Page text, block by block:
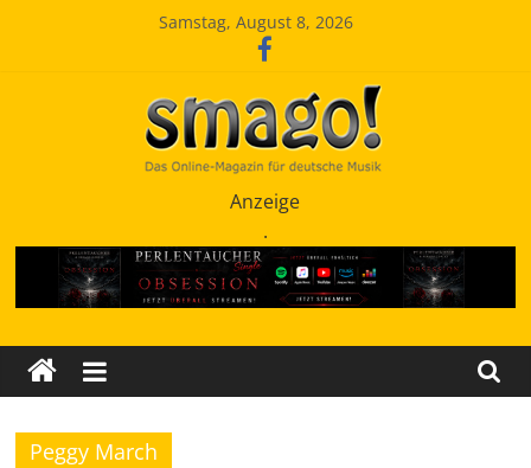
Samstag, August 8, 2026
SchlagerMAGazinOnline
Anzeige
.
Peggy March